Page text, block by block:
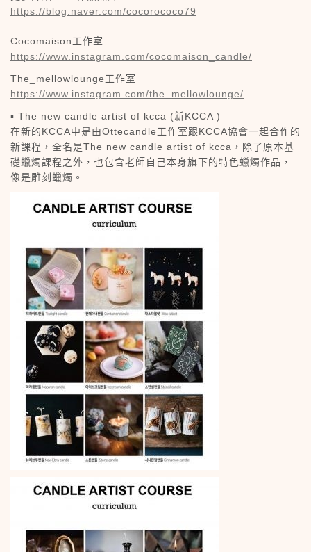
https://blog.naver.com/cocorococo79
Cocomaison工作室
https://www.instagram.com/cocomaison_candle/
The_mellowlounge工作室
https://www.instagram.com/the_mellowlounge/
▪️ The new candle artist of kcca (新KCCA )
在新的KCCA中是由Ottecandle工作室跟KCCA協會一起合作的
新課程，全名是The new candle artist of kcca，除了原本基
礎蠟燭課程之外，也包含老師自己本身旗下的特色蠟燭作品，
像是雕刻蠟燭。